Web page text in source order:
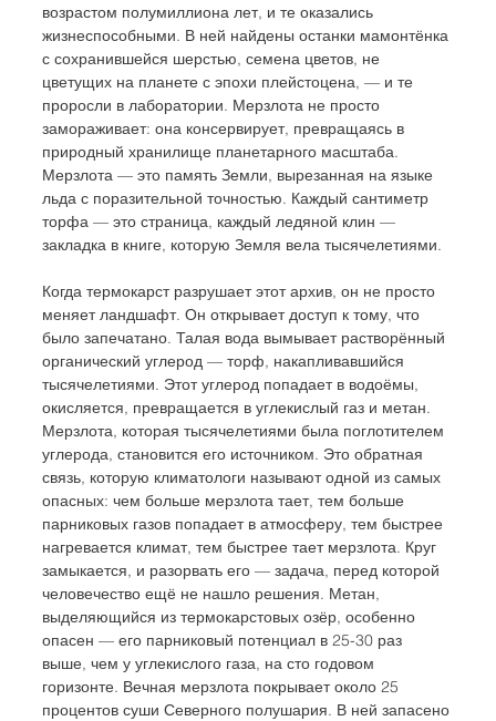
возрастом полумиллиона лет, и те оказались
жизнеспособными. В ней найдены останки мамонтёнка
с сохранившейся шерстью, семена цветов, не
цветущих на планете с эпохи плейстоцена, — и те
проросли в лаборатории. Мерзлота не просто
замораживает: она консервирует, превращаясь в
природный хранилище планетарного масштаба.
Мерзлота — это память Земли, вырезанная на языке
льда с поразительной точностью. Каждый сантиметр
торфа — это страница, каждый ледяной клин —
закладка в книге, которую Земля вела тысячелетиями.
Когда термокарст разрушает этот архив, он не просто
меняет ландшафт. Он открывает доступ к тому, что
было запечатано. Талая вода вымывает растворённый
органический углерод — торф, накапливавшийся
тысячелетиями. Этот углерод попадает в водоёмы,
окисляется, превращается в углекислый газ и метан.
Мерзлота, которая тысячелетиями была поглотителем
углерода, становится его источником. Это обратная
связь, которую климатологи называют одной из самых
опасных: чем больше мерзлота тает, тем больше
парниковых газов попадает в атмосферу, тем быстрее
нагревается климат, тем быстрее тает мерзлота. Круг
замыкается, и разорвать его — задача, перед которой
человечество ещё не нашло решения. Метан,
выделяющийся из термокарстовых озёр, особенно
опасен — его парниковый потенциал в 25-30 раз
выше, чем у углекислого газа, на сто годовом
горизонте. Вечная мерзлота покрывает около 25
процентов суши Северного полушария. В ней запасено